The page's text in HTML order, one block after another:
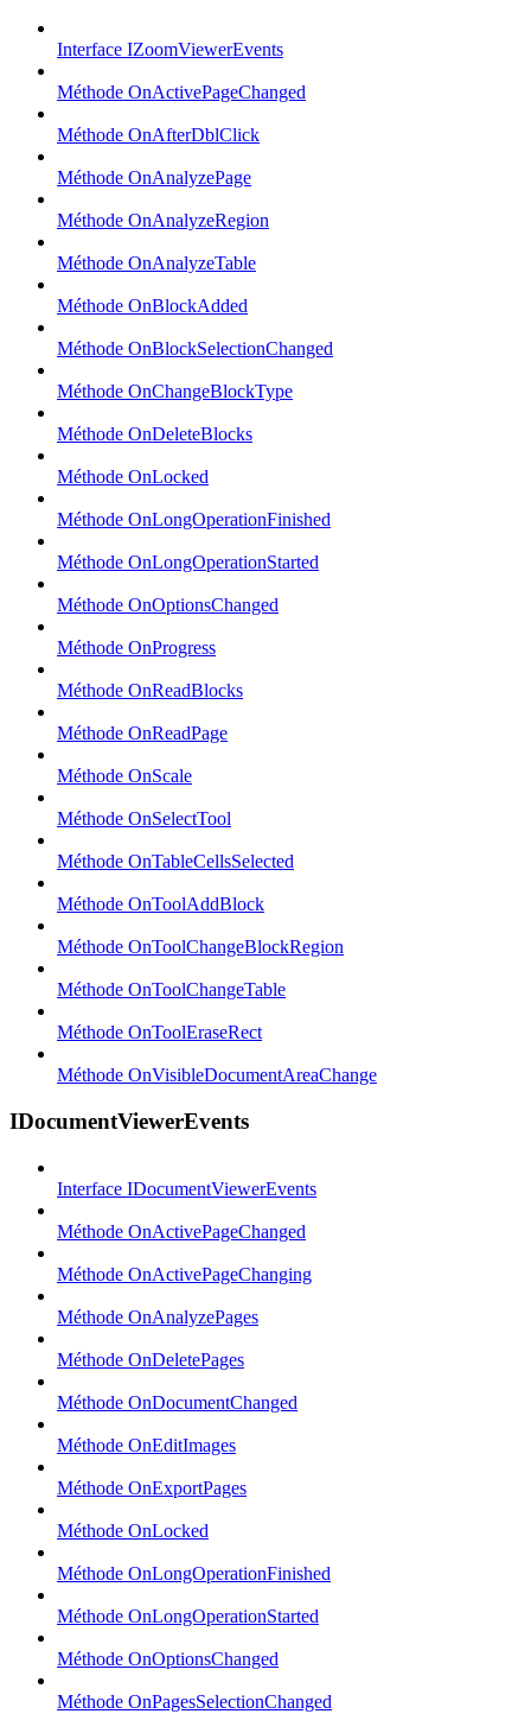
Interface IZoomViewerEvents
Méthode OnActivePageChanged
Méthode OnAfterDblClick
Méthode OnAnalyzePage
Méthode OnAnalyzeRegion
Méthode OnAnalyzeTable
Méthode OnBlockAdded
Méthode OnBlockSelectionChanged
Méthode OnChangeBlockType
Méthode OnDeleteBlocks
Méthode OnLocked
Méthode OnLongOperationFinished
Méthode OnLongOperationStarted
Méthode OnOptionsChanged
Méthode OnProgress
Méthode OnReadBlocks
Méthode OnReadPage
Méthode OnScale
Méthode OnSelectTool
Méthode OnTableCellsSelected
Méthode OnToolAddBlock
Méthode OnToolChangeBlockRegion
Méthode OnToolChangeTable
Méthode OnToolEraseRect
Méthode OnVisibleDocumentAreaChange
IDocumentViewerEvents
Interface IDocumentViewerEvents
Méthode OnActivePageChanged
Méthode OnActivePageChanging
Méthode OnAnalyzePages
Méthode OnDeletePages
Méthode OnDocumentChanged
Méthode OnEditImages
Méthode OnExportPages
Méthode OnLocked
Méthode OnLongOperationFinished
Méthode OnLongOperationStarted
Méthode OnOptionsChanged
Méthode OnPagesSelectionChanged